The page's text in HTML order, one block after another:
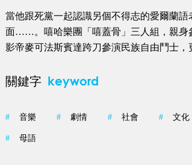
當他跟死黨一起認識另個不得志的愛爾蘭
面……。嘻哈樂團「嘻蓋骨」三人組，親身
影帝麥可法斯賓達跨刀參演民族自由鬥士
關鍵字 keyword
# 音樂 # 劇情 # 社會 # 文化
# 母語